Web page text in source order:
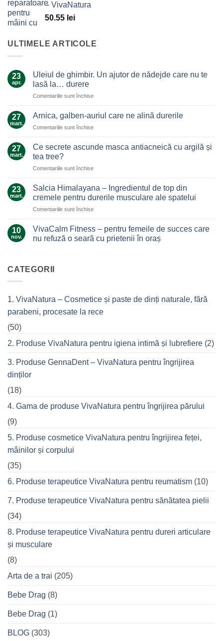
– VivaNatura
50.55 lei
ULTIMELE ARTICOLE
23
apr.
Uleiul de ghimbir. Un ajutor de nădejde care nu te
lasă la… durere
Comentariile sunt închisepentru
de
Un
de
nu
lasă
la…
27
mart.
Arnica, galben-auriul care ne alină durerile
Comentariile sunt închisepentru
galben-
ne
durerile
27
mart.
Ce secrete ascunde masca antiacneică cu argilă și
tea tree?
Comentariile sunt închisepentru
secrete
ascunde
masca
antiacneică
argilă
23
mart.
Salcia Himalayana – Ingredientul de top din
cremele pentru durerile musculare ale spatelui
Comentariile sunt închisepentru
Himalayana
Ingredientul
musculare
ale
10
nov.
VivaCalm Fitness – pentru femeile de succes care
nu refuză o seară cu prietenii în oraș
VivaCalm
Fitness
de
care
seară
cu
în
oraș
CATEGORII
1. VivaNatura – Cosmetice și paste de dinți naturale, fără
parabeni, procesate la rece
(50)
2. Produse VivaNatura pentru igiena intimă și lubrefiere (2)
3. Produse GennaDent – VivaNatura pentru îngrijirea
dinților
(18)
4. Gama de produse VivaNatura pentru îngrijirea părului
(9)
5. Produse cosmetice VivaNatura pentru îngrijirea feței,
mâinilor și corpului
(35)
6. Produse terapeutice VivaNatura pentru reumatism (10)
7. Produse terapeutice VivaNatura pentru sănătatea pielii
(34)
8. Produse terapeutice VivaNatura pentru dureri articulare
și musculare
(8)
Arta de a trai (205)
Bebe Drag (8)
Bebe Drag (1)
BLOG (303)